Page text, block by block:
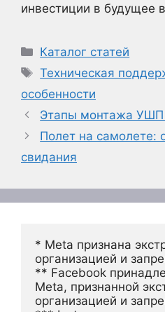
инвестиции в будущее
Рубрики
Каталог статей
Метки
Техническая
особенности
Этапы монтажа УШП
Полет на самолете:
свидания
* Meta признана
организацией и
** Facebook
Meta, признанной
организацией и